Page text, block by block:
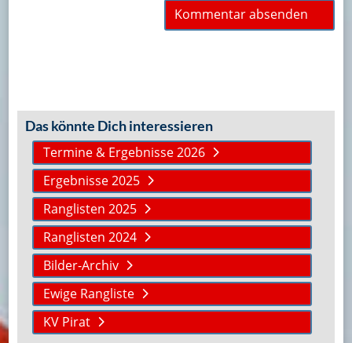
Das könnte Dich interessieren
Termine & Ergebnisse 2026
Ergebnisse 2025
Ranglisten 2025
Ranglisten 2024
Bilder-Archiv
Ewige Rangliste
KV Pirat